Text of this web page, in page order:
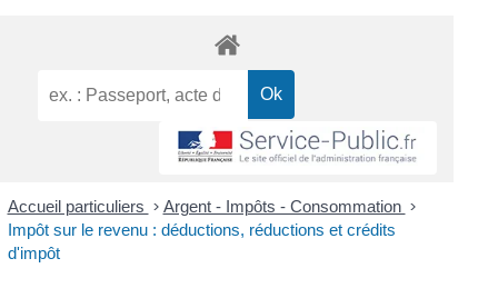
Accueil particuliers > Argent - Impôts - Consommation >
Impôt sur le revenu : déductions, réductions et crédits
d'impôt